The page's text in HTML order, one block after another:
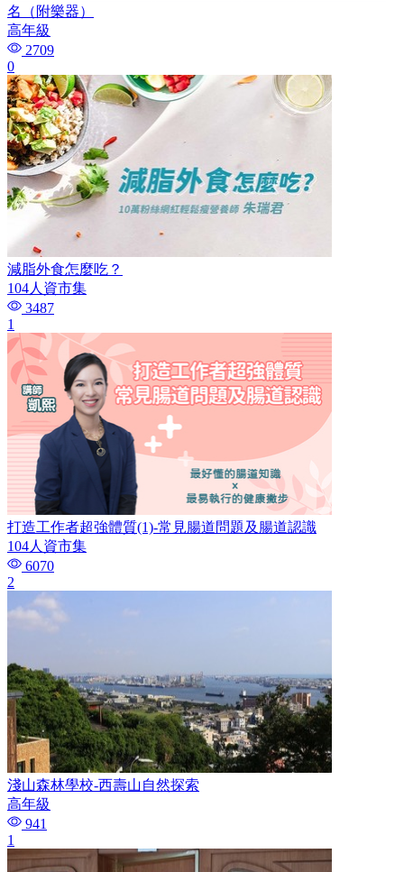
名（附樂器）
高年級
2709
0
減脂外食怎麼吃？
104人資市集
3487
1
打造工作者超強體質(1)-常見腸道問題及腸道認識
104人資市集
6070
2
淺山森林學校-西壽山自然探索
高年級
941
1